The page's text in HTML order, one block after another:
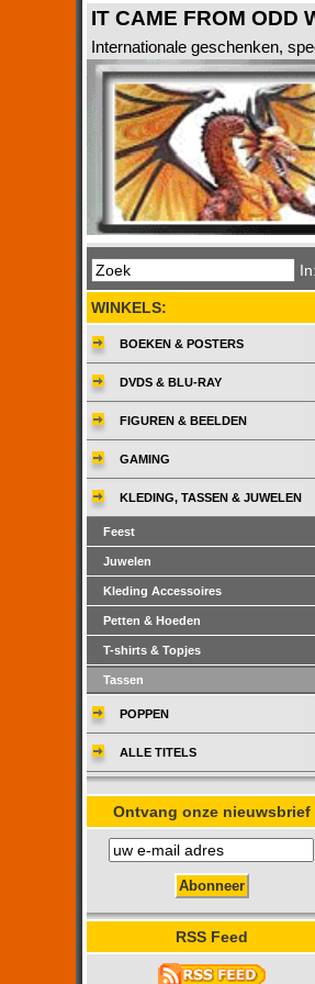
IT CAME FROM ODD
Internationale geschenken,
In:
WINKELS:
BOEKEN & POSTERS
DVDS & BLU-RAY
FIGUREN & BEELDEN
GAMING
KLEDING, TASSEN & JUWELEN
Feest
Juwelen
Kleding Accessoires
Petten & Hoeden
T-shirts & Topjes
Tassen
POPPEN
ALLE TITELS
Ontvang onze nieuwsbrief
RSS Feed